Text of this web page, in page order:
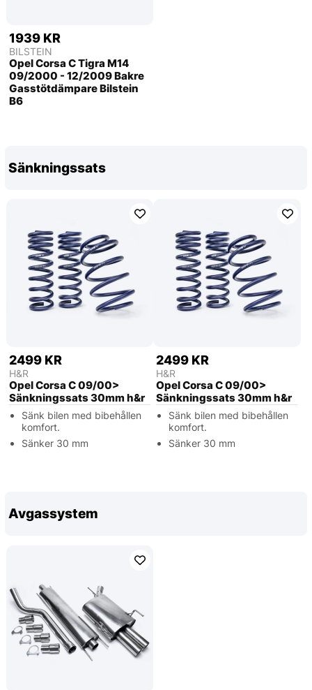
1939 KR
BILSTEIN
Opel Corsa C Tigra M14
09/2000 - 12/2009 Bakre
Gasstötdämpare Bilstein
B6
Sänkningssats
2499 KR
H&R
Opel Corsa C 09/00>
Sänkningssats 30mm h&r
Sänk bilen med bibehållen
komfort.
Sänker 30 mm
2499 KR
H&R
Opel Corsa C 09/00>
Sänkningssats 30mm h&r
Sänk bilen med bibehållen
komfort.
Sänker 30 mm
Avgassystem